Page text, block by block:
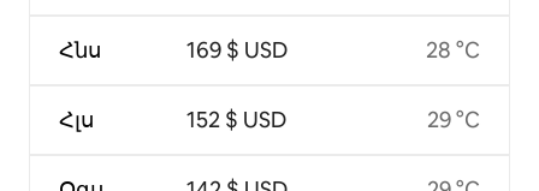
Հնս
Հլս
169 $ USD
152 $ USD
28 °C
29 °C